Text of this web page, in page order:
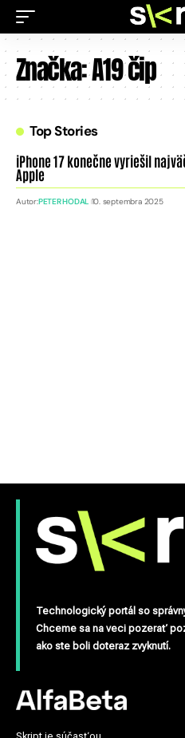
Značka:A19 čip
Top Stories
iPhone 17 konečne vyriešil
Apple
Autor:PETER HODAL 10. septembra 2025
Technologický portál so
Chceme sa na veci pozerať
ako ste boli doteraz zvyknutí.